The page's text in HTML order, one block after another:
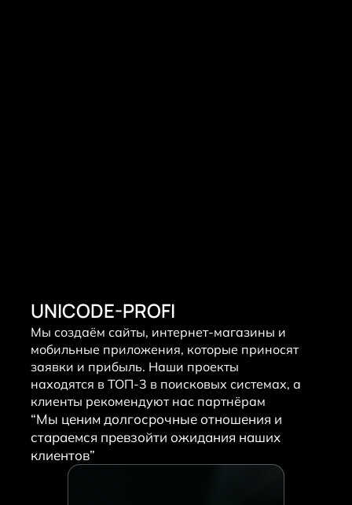
UNICODE-PROFI
Мы создаём сайты, интернет-магазины и
мобильные приложения, которые приносят
заявки и прибыль. Наши проекты
находятся в ТОП-3 в поисковых системах, а
клиенты рекомендуют нас партнёрам
“Мы ценим долгосрочные отношения и
стараемся превзойти ожидания наших
клиентов”